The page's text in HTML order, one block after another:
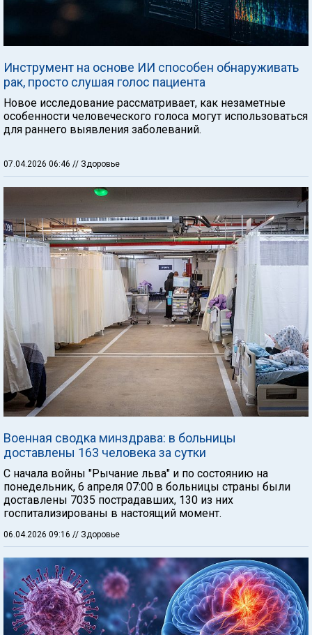
Инструмент на основе ИИ способен обнаруживать
рак, просто слушая голос пациента
Новое исследование рассматривает, как незаметные
особенности человеческого голоса могут использоваться
для раннего выявления заболеваний.
07.04.2026 06:46 // Здоровье
Военная сводка минздрава: в больницы
доставлены 163 человека за сутки
С начала войны "Рычание льва" и по состоянию на
понедельник, 6 апреля 07:00 в больницы страны были
доставлены 7035 пострадавших, 130 из них
госпитализированы в настоящий момент.
06.04.2026 09:16 // Здоровье